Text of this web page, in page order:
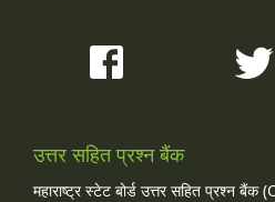
उत्तर सहित प्रश्न बैंक
महाराष्ट्र स्टेट बोर्ड उत्तर सहित प्रश्न बैंक